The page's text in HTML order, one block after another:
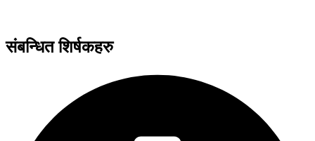
संबन्धित शिर्षकहरु